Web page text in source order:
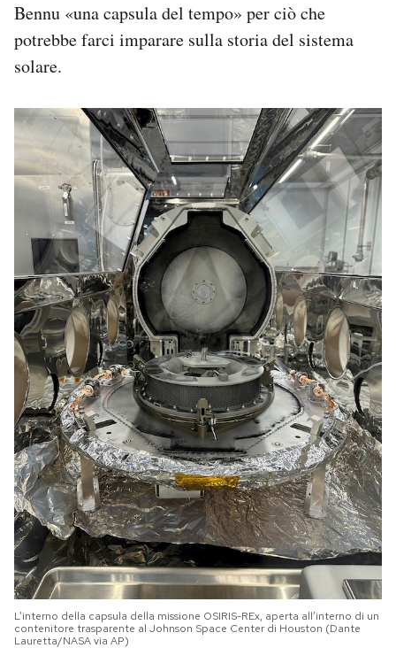
Bennu «una capsula del tempo» per ciò che
potrebbe farci imparare sulla storia del sistema
solare.
L’interno della capsula della missione OSIRIS-REx, aperta all’interno di un
contenitore trasparente al Johnson Space Center di Houston (Dante
Lauretta/NASA via AP)